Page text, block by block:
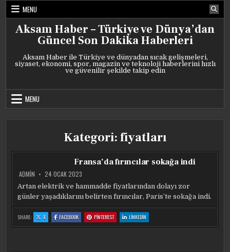
Skip
content
MENU
Aksam Haber – Türkiye ve Dünya’dan
Güncel Son Dakika Haberleri
Aksam Haber ile Türkiye ve dünyadan sıcak gelişmeleri,
siyaset, ekonomi, spor, magazin ve teknoloji haberlerini hızlı
ve güvenilir şekilde takip edin
MENU
Kategori:fiyatları
Fransa’da fırıncılar sokağa indi
ADMIN 24 OCAK 2023
Artan elektrik ve hammadde fiyatlarından dolayı zor
günler yaşadıklarını belirten fırıncılar, Paris’te sokağa indi.
SHARE: X:
FRANSA’DA
FIRINCILAR
FACEBOOK:
FRANSA’DA
FIRINCILAR
PINTEREST:
FRANSA’DA
FIRINCILAR
LINKEDIN
FRANSA’DA
FIRINCILAR